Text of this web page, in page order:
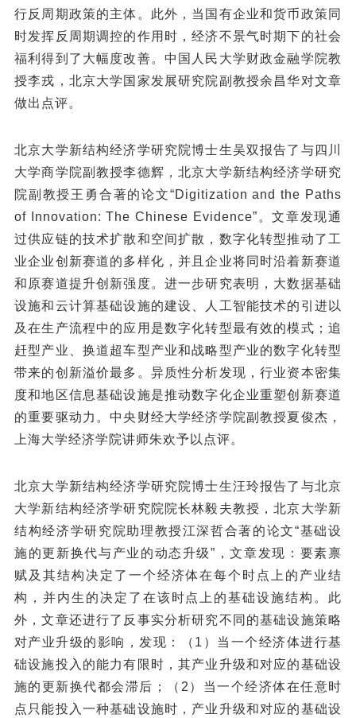
行反周期政策的主体。此外，当国有企业和货币政策同
时发挥反周期调控的作用时，经济不景气时期下的社会
福利得到了大幅度改善。中国人民大学财政金融学院教
授李戎，北京大学国家发展研究院副教授余昌华对文章
做出点评。
北京大学新结构经济学研究院博士生吴双报告了与四川
大学商学院副教授李德辉，北京大学新结构经济学研究
院副教授王勇合著的论文“Digitization and the Paths
of Innovation: The Chinese Evidence”。文章发现通
过供应链的技术扩散和空间扩散，数字化转型推动了工
业企业创新赛道的多样化，并且企业将同时沿着新赛道
和原赛道提升创新强度。进一步研究表明，大数据基础
设施和云计算基础设施的建设、人工智能技术的引进以
及在生产流程中的应用是数字化转型最有效的模式；追
赶型产业、换道超车型产业和战略型产业的数字化转型
带来的创新溢价最多。异质性分析发现，行业资本密集
度和地区信息基础设施是推动数字化企业重塑创新赛道
的重要驱动力。中央财经大学经济学院副教授夏俊杰，
上海大学经济学院讲师朱欢予以点评。
北京大学新结构经济学研究院博士生汪玲报告了与北京
大学新结构经济学研究院院长林毅夫教授，北京大学新
结构经济学研究院助理教授江深哲合著的论文“基础设
施的更新换代与产业的动态升级”，文章发现：要素禀
赋及其结构决定了一个经济体在每个时点上的产业结
构，并内生的决定了在该时点上的基础设施结构。此
外，文章还进行了反事实分析研究不同的基础设施策略
对产业升级的影响，发现：（1）当一个经济体进行基
础设施投入的能力有限时，其产业升级和对应的基础设
施的更新换代都会滞后；（2）当一个经济体在任意时
点只能投入一种基础设施时，产业升级和对应的基础设